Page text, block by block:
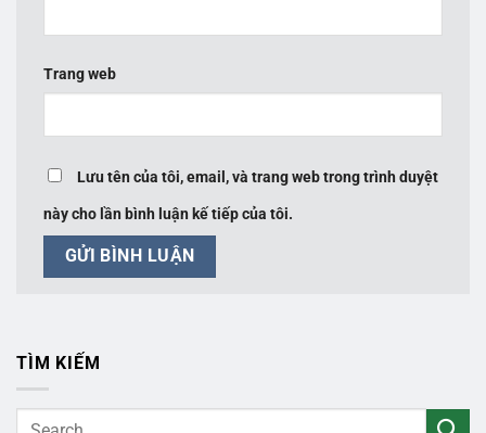
Trang web
Lưu tên của tôi, email, và trang web trong trình duyệt
này cho lần bình luận kế tiếp của tôi.
TÌM KIẾM